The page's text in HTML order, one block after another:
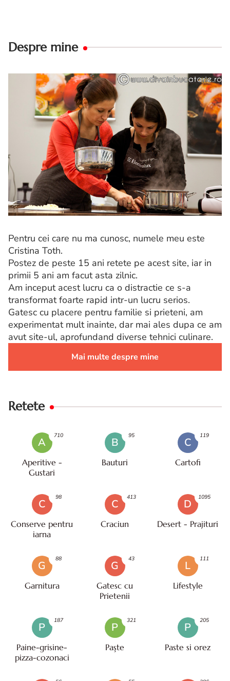
Despre mine
Pentru cei care nu ma cunosc, numele meu este
Cristina Toth.
Postez de peste 15 ani retete pe acest site, iar in
primii 5 ani am facut asta zilnic.
Am inceput acest lucru ca o distractie ce s-a
transformat foarte rapid intr-un lucru serios.
Gatesc cu placere pentru familie si prieteni, am
experimentat mult inainte, dar mai ales dupa ce am
avut site-ul, aprofundand diverse tehnici culinare.
Mai multe despre mine
Retete
A
Aperitive -
Gustari
710
B
Bauturi
95
C
Cartofi
119
C
Conserve pentru
iarna
98
C
Craciun
413
D
Desert - Prajituri
1095
G
Garnitura
88
G
Gatesc cu
Prietenii
43
L
Lifestyle
111
P
Paine-grisine-
pizza-cozonaci
187
P
Paşte
321
P
Paste si orez
205